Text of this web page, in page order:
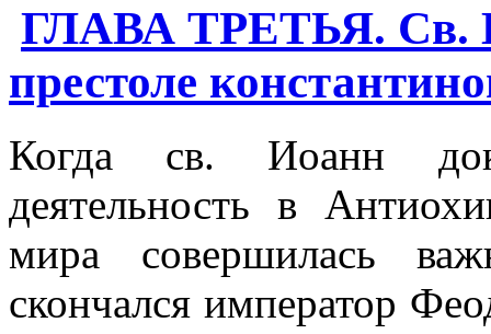
ГЛАВА ТРЕТЬЯ. Св.
престоле
Когда св. Иоанн
деятельность в
мира совершилась
скончался император